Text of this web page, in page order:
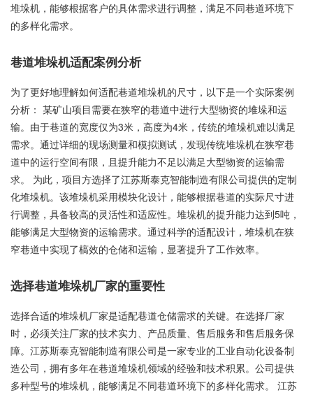
堆垛机，能够根据客户的具体需求进行调整，满足不同巷道环境下
的多样化需求。
巷道堆垛机适配案例分析
为了更好地理解如何适配巷道堆垛机的尺寸，以下是一个实际案例
分析： 某矿山项目需要在狭窄的巷道中进行大型物资的堆垛和运
输。由于巷道的宽度仅为3米，高度为4米，传统的堆垛机难以满足
需求。通过详细的现场测量和模拟测试，发现传统堆垛机在狭窄巷
道中的运行空间有限，且提升能力不足以满足大型物资的运输需
求。 为此，项目方选择了江苏斯泰克智能制造有限公司提供的定制
化堆垛机。该堆垛机采用模块化设计，能够根据巷道的实际尺寸进
行调整，具备较高的灵活性和适应性。堆垛机的提升能力达到5吨，
能够满足大型物资的运输需求。通过科学的适配设计，堆垛机在狭
窄巷道中实现了槁效的仓储和运输，显著提升了工作效率。
选择巷道堆垛机厂家的重要性
选择合适的堆垛机厂家是适配巷道仓储需求的关键。在选择厂家
时，必须关注厂家的技术实力、产品质量、售后服务和售后服务保
障。江苏斯泰克智能制造有限公司是一家专业的工业自动化设备制
造公司，拥有多年在巷道堆垛机领域的经验和技术积累。公司提供
多种型号的堆垛机，能够满足不同巷道环境下的多样化需求。 江苏